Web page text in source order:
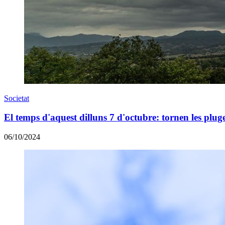
Societat
El temps d'aquest dilluns 7 d'octubre: tornen les
06/10/2024